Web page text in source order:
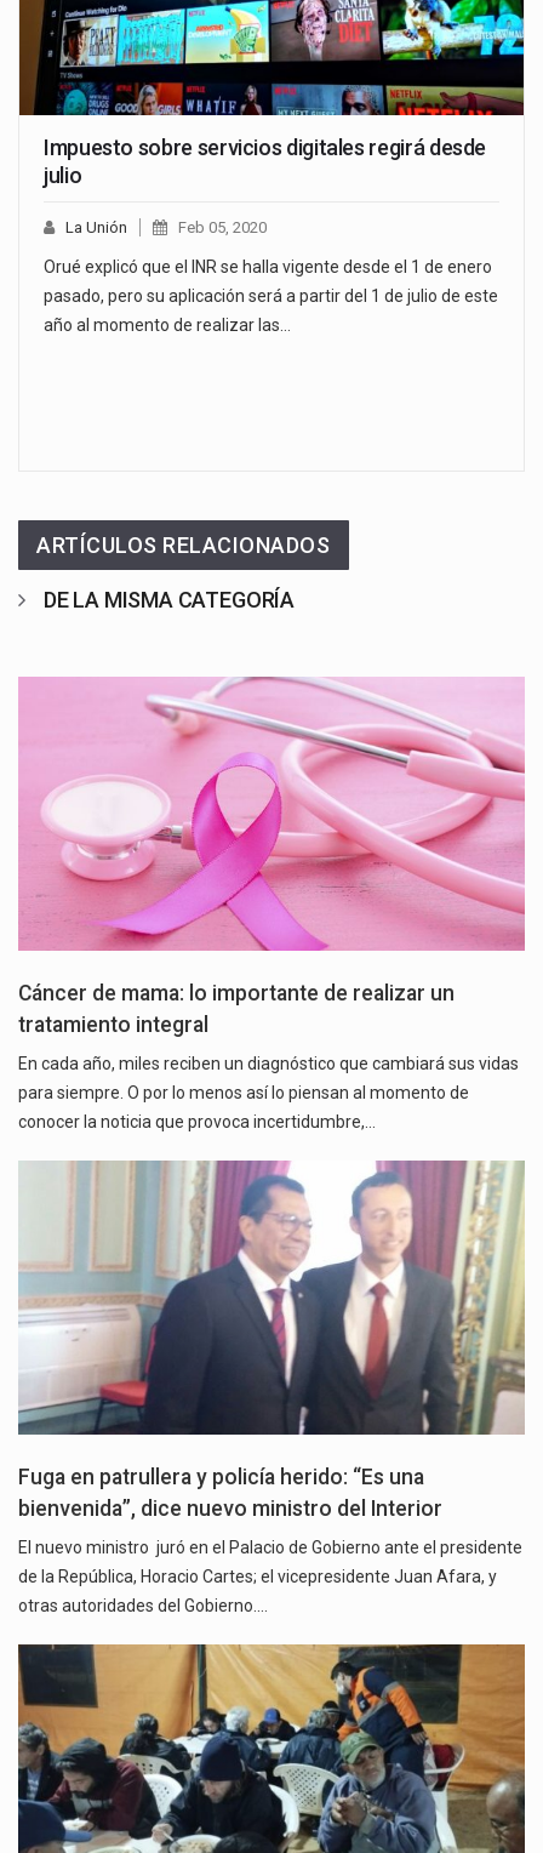
Impuesto sobre servicios digitales regirá desde
julio
La Unión Feb 05, 2020
Orué explicó que el INR se halla vigente desde el 1 de enero
pasado, pero su aplicación será a partir del 1 de julio de este
año al momento de realizar las…
ARTÍCULOS RELACIONADOS
DE LA MISMA CATEGORÍA
Cáncer de mama: lo importante de realizar un
tratamiento integral
En cada año, miles reciben un diagnóstico que cambiará sus vidas
para siempre. O por lo menos así lo piensan al momento de
conocer la noticia que provoca incertidumbre,…
Fuga en patrullera y policía herido: “Es una
bienvenida”, dice nuevo ministro del Interior
El nuevo ministro juró en el Palacio de Gobierno ante el presidente
de la República, Horacio Cartes; el vicepresidente Juan Afara, y
otras autoridades del Gobierno.…